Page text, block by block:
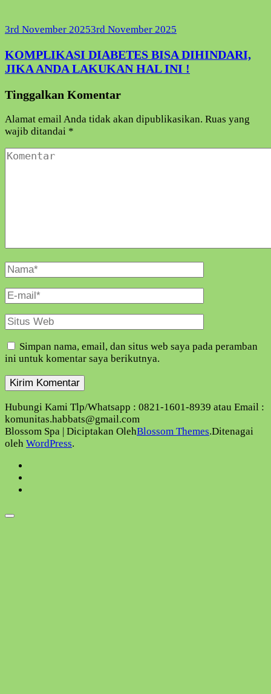
3rd November 20253rd November 2025
KOMPLIKASI DIABETES BISA DIHINDARI,
JIKA ANDA LAKUKAN HAL INI !
Tinggalkan Komentar
Alamat email Anda tidak akan dipublikasikan. Ruas yang
wajib ditandai *
Komentar
Nama
Lengkap
E-
Mail
Situs
Web
Simpan nama, email, dan situs web saya pada peramban
ini untuk komentar saya berikutnya.
Hubungi Kami Tlp/Whatsapp : 0821-1601-8939 atau Email :
komunitas.habbats@gmail.com
Blossom Spa | Diciptakan OlehBlossom Themes.Ditenagai
oleh WordPress.